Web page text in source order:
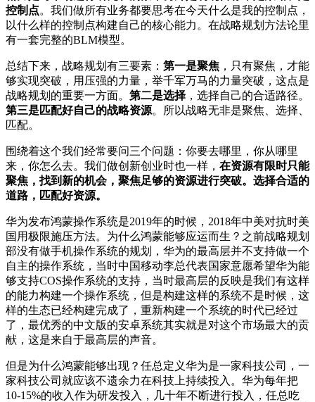
控制点。我们做所有业务都要思考在今天什么是我的控制点，
以什么样的控制点构建自己的核心能力。在战略规划方法论里
有一套完整的BLM模型。
总结下来，战略规划有三要素： 第一是聚焦 ，只有聚焦，才能
够实现突破，用压强的力量，举千军万马的力量突破，这点是
战略规划的重要一方面。 第二是选择 ，选择自己的合适路径。
第三是匹配好自己的战略资源。所以战略无非是聚焦、选择、
匹配。
围绕着这个我们经常要问三个问题：你要去哪里，你从哪里
来，你怎么去。我们做创新创业时也一样， 在资源有限时只能
聚焦，找到新的机会，聚焦足够的资源进行突破。选择合适的
道路，匹配好资源。
华为发布鸿蒙操作系统是2019年的时候，2018年中美对抗时美
国用极限施压方法。为什么鸿蒙能够应运而生？之前战略规划
部没有做手机操作系统的规划，华为的最高层并不支持做一个
自主的操作系统，当时中国移动李总代表国家意愿希望华为能
够支持COS操作系统的支持，当时最高层的反映是我们有这样
的能力构建一个操作系统，但是构建这样的系统不是时候，这
样的生态已经构建完成了，重新构建一个系统的时代已经过
了，最优秀的中文版的安卓系统其实就是对这个市场最大的贡
献，这是来自于最高层的声音。
但是为什么鸿蒙能够出现？任总定义华为是一家科技公司，一
家科技公司就应该不遗余力在科技上持续投入。华为每年把
10-15%的收入作为研发投入，几十年不断进行投入，任总吃